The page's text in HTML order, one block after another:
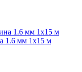
1.6 мм 1х15 м